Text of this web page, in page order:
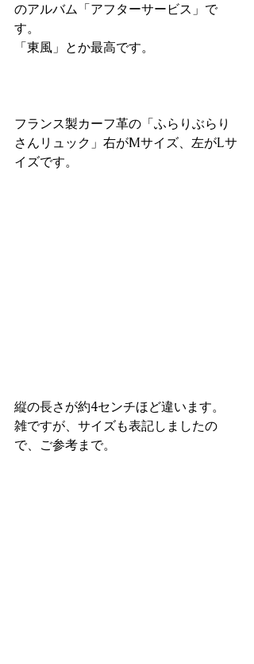
のアルバム「アフターサービス」で
す。
「東風」とか最高です。
フランス製カーフ革の「ふらりぶらり
さんリュック」右がMサイズ、左がLサ
イズです。
縦の長さが約4センチほど違います。
雑ですが、サイズも表記しましたの
で、ご参考まで。